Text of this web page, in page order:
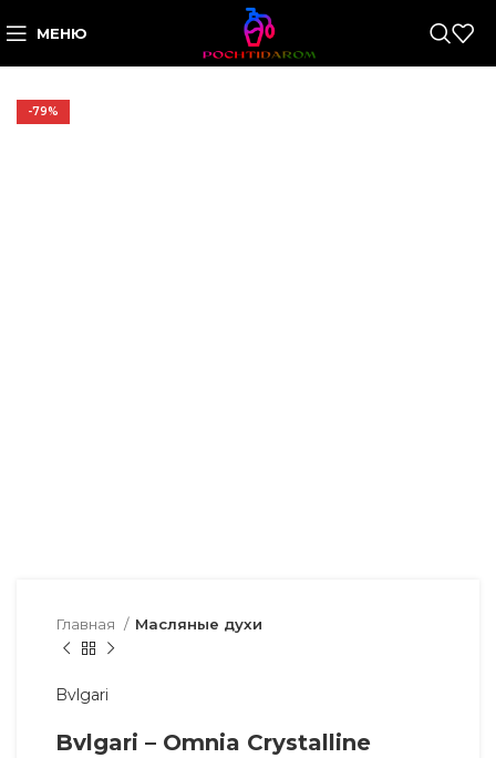
МЕНЮ
-79%
Главная Масляные духи
Bvlgari
Bvlgari – Omnia Crystalline